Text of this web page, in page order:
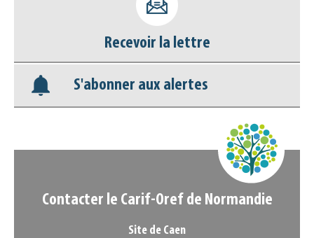
Appels à projets
Recevoir la lettre
S'abonner aux alertes
Contacter le Carif-Oref de Normandie
Site de Caen